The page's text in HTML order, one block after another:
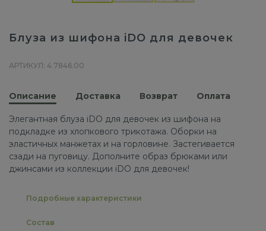
Блуза из шифона iDO для девочек
АРТИКУЛ: 4.7846.00
Описание Доставка Возврат Оплата
Элегантная блуза iDO для девочек из шифона на
подкладке из хлопкового трикотажа. Оборки на
эластичных манжетах и ​​на горловине. Застегивается
сзади на пуговицу. Дополните образ брюками или
джинсами из коллекции iDO для девочек!
Подробные характеристики
Состав